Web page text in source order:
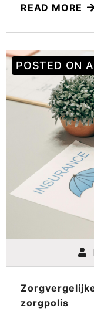
READ MORE
POSTED ON
zorgpolis